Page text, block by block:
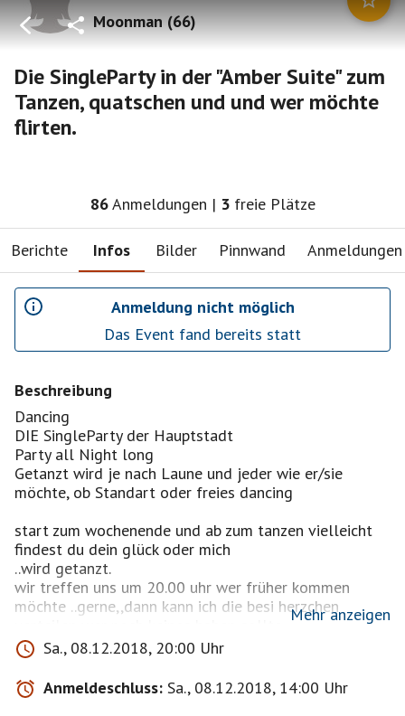
Moonman(66)
Die SingleParty in der "Amber Suite" zum
Tanzen, quatschen und und wer möchte
flirten.
86Anmeldungen | 3 freie Plätze
Berichte Infos Bilder Pinnwand Anmeldungen
Anmeldung nicht möglich
Das Event fand bereits statt
Beschreibung
Dancing
DIE SingleParty der Hauptstadt
Party all Night long
Getanzt wird je nach Laune und jeder wie er/sie
möchte, ob Standart oder freies dancing
start zum wochenende und ab zum tanzen vielleicht
findest du dein glück oder mich
..wird getanzt.
wir treffen uns um 20.00 uhr wer früher kommen
möchte ..gerne,,dann kann ich die besi herzchen
Lounge / Historische Terrasse: Zurücklehnen, viel zu
sehen, viel zu erzählen.....
Mehr anzeigen
Sa., 08.12.2018, 20:00 Uhr
Anmeldeschluss: Sa., 08.12.2018, 14:00 Uhr